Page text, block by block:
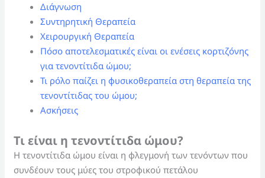
Διάγνωση
Συντηρητική Θεραπεία
Χειρουργική Θεραπεία
Πόσο αποτελεσματικές είναι οι ενέσεις κορτιζόνης
για τενοντίτιδα ώμου;
Τι ρόλο παίζει η φυσικοθεραπεία στη θεραπεία της
τενοντίτιδας του ώμου;
Ασκήσεις
Τι είναι η τενοντίτιδα ώμου?
Η τενοντίτιδα ώμου είναι η φλεγμονή των τενόντων που
συνδέουν τους μύες του στροφικού πετάλου